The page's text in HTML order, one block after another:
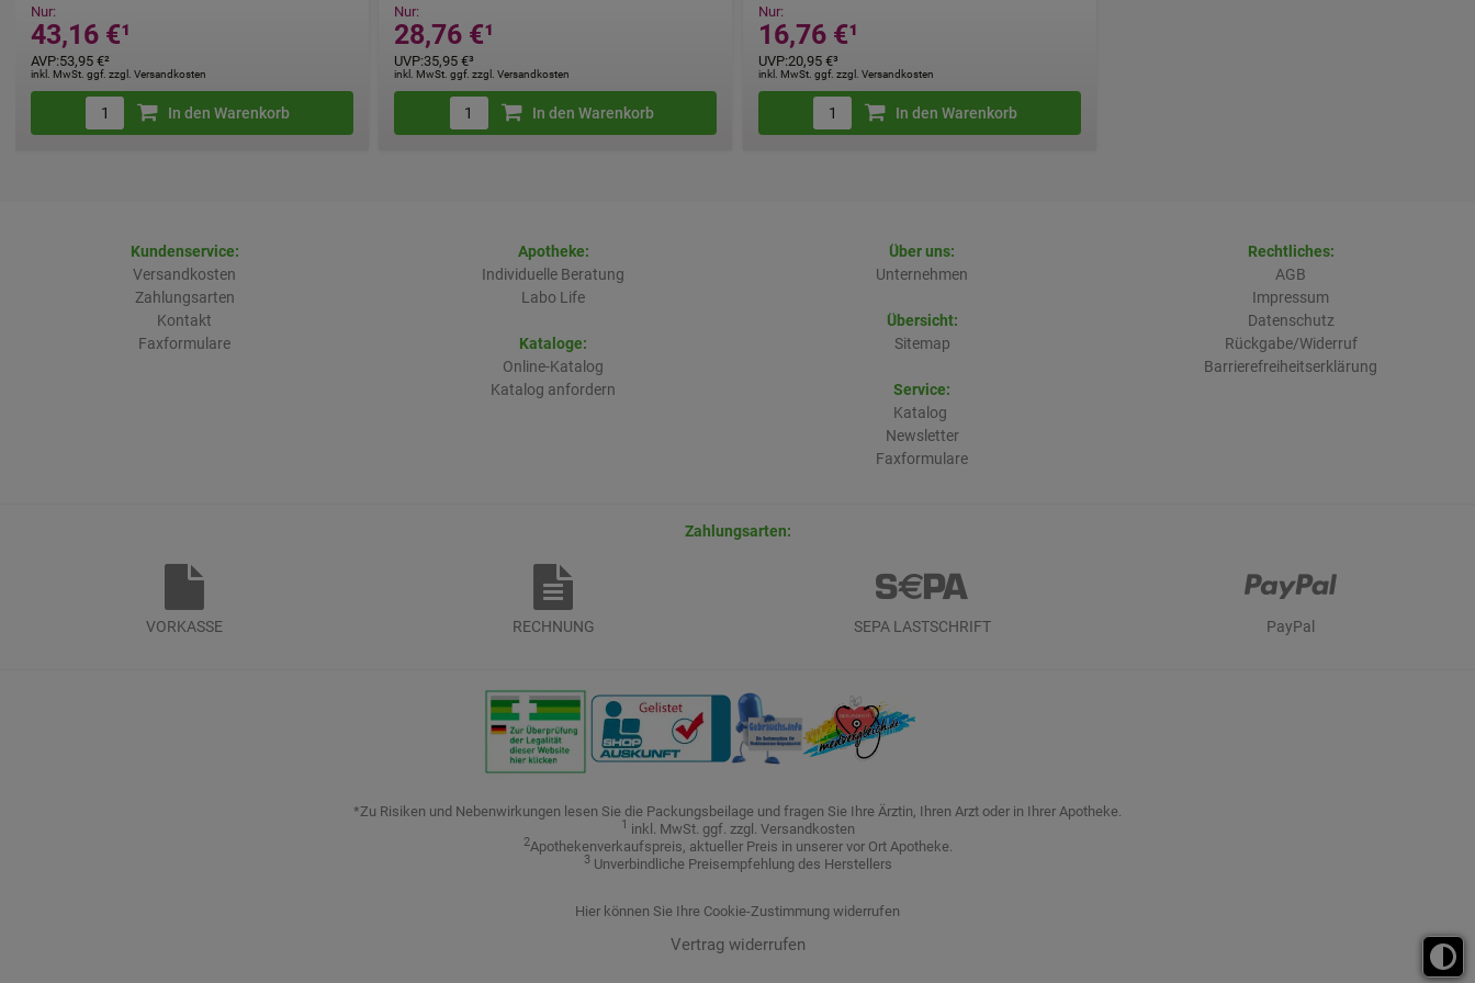
Nur:
43,16 €¹
AVP:53,95 €²
inkl. MwSt. ggf. zzgl. Versandkosten
In den Warenkorb
Nur:
28,76 €¹
UVP:35,95 €³
inkl. MwSt. ggf. zzgl. Versandkosten
In den Warenkorb
Nur:
16,76 €¹
UVP:20,95 €³
inkl. MwSt. ggf. zzgl. Versandkosten
In den Warenkorb
Kundenservice:
Versandkosten
Zahlungsarten
Kontakt
Faxformulare
Apotheke:
Individuelle Beratung
Labo Life
Kataloge:
Online-Katalog
Katalog anfordern
Über uns:
Unternehmen
Übersicht:
Sitemap
Service:
Katalog
Newsletter
Faxformulare
Rechtliches:
AGB
Impressum
Datenschutz
Rückgabe/Widerruf
Barrierefreiheitserklärung
Zahlungsarten:
VORKASSE RECHNUNG SEPA LASTSCHRIFT PayPal
*Zu Risiken und Nebenwirkungen lesen Sie die Packungsbeilage und fragen Sie Ihre Ärztin, Ihren Arzt oder in Ihrer Apotheke.
1 inkl. MwSt. ggf. zzgl. Versandkosten
2Apothekenverkaufspreis, aktueller Preis in unserer vor Ort Apotheke.
3Unverbindliche Preisempfehlung des Herstellers
Hier können Sie Ihre Cookie-Zustimmung widerrufen
Vertrag widerrufen